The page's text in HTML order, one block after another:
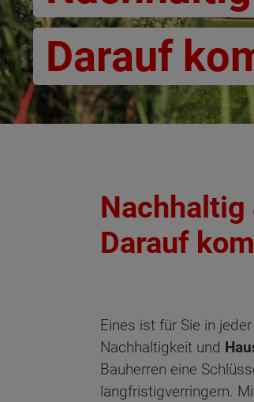
Darauf
Nachhaltig
Darauf
Eines ist für Sie in
Nachhaltigkeit und
Bauherren eine
langfristigverringern.